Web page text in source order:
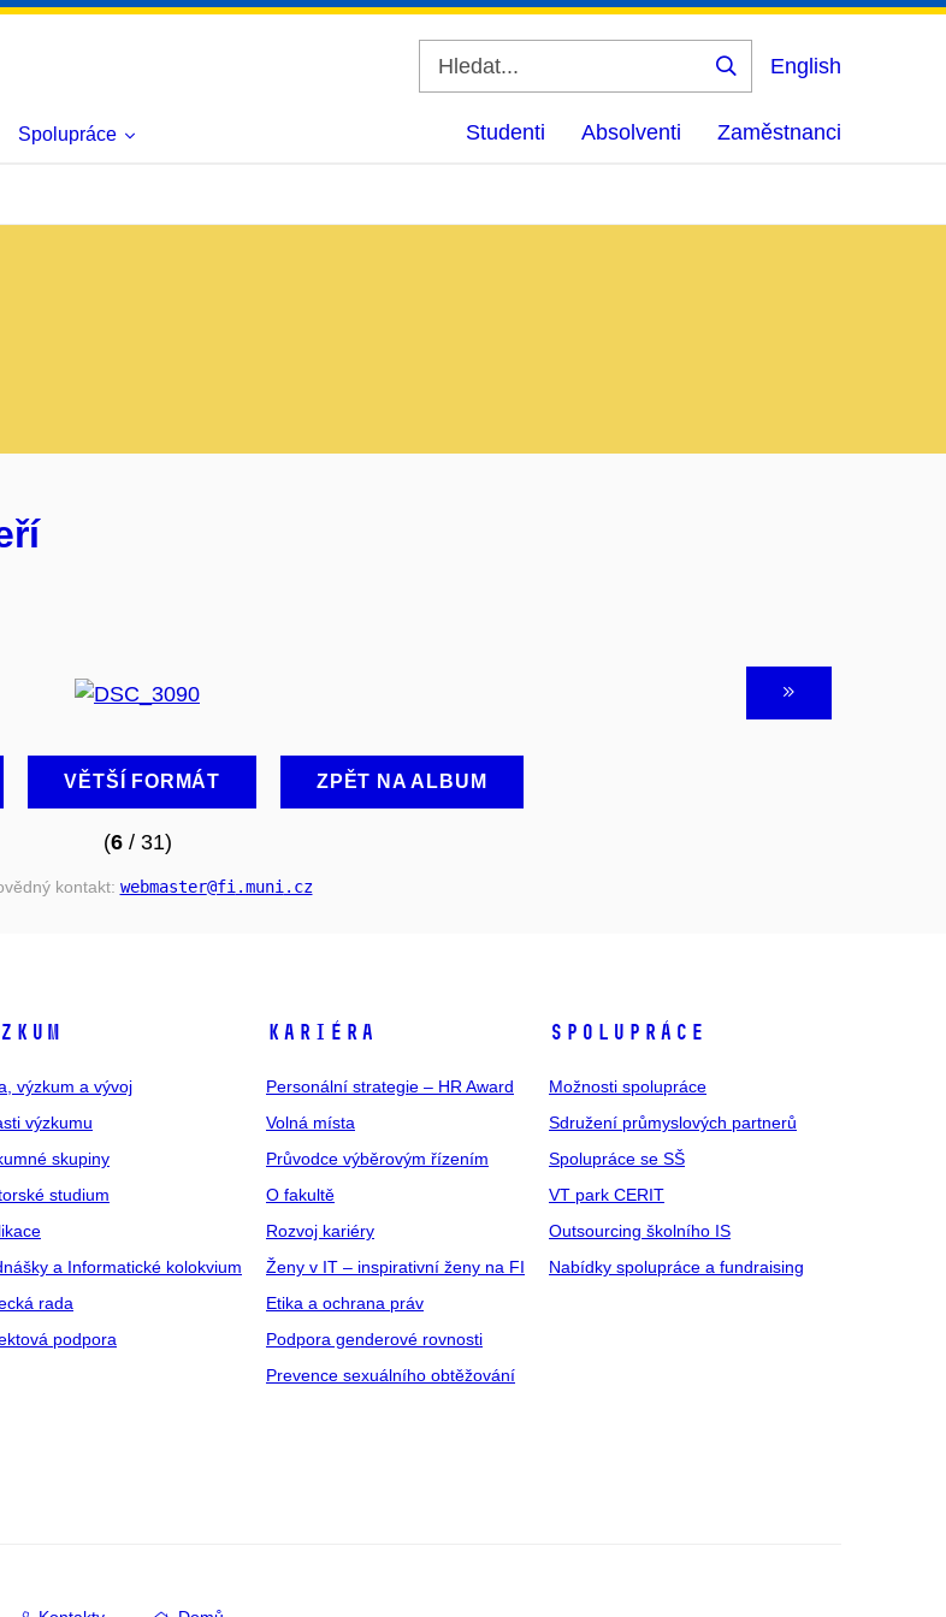
Vyhledat
English
Spolupráce Studenti Absolventi Zaměstnanci
VĚTŠÍ FORMÁT ZPĚT NA ALBUM
(6/ 31)
kontakt: webmaster@fi .muni .cz
výzkum a vývoj
výzkumu
skupiny
studium
a Informatické kolokvium
rada
podpora
KARIÉRA
Personální strategie – HR Award
Volná místa
Průvodce výběrovým řízením
O fakultě
Rozvoj kariéry
Ženy v IT – inspirativní ženy na FI
Etika a ochrana práv
Podpora genderové rovnosti
Prevence sexuálního obtěžování
SPOLUPRÁCE
Možnosti spolupráce
Sdružení průmyslových partnerů
Spolupráce se SŠ
VT park CERIT
Outsourcing školního IS
Nabídky spolupráce a fundraising